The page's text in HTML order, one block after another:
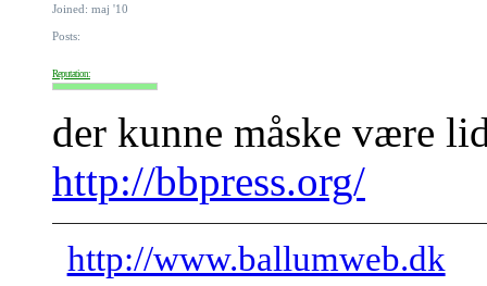
Joined: maj '10
Posts:
Reputation:
der kunne måske være
http://bbpress.org/
http://www.ballumweb.dk